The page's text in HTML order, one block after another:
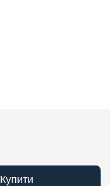
Купити